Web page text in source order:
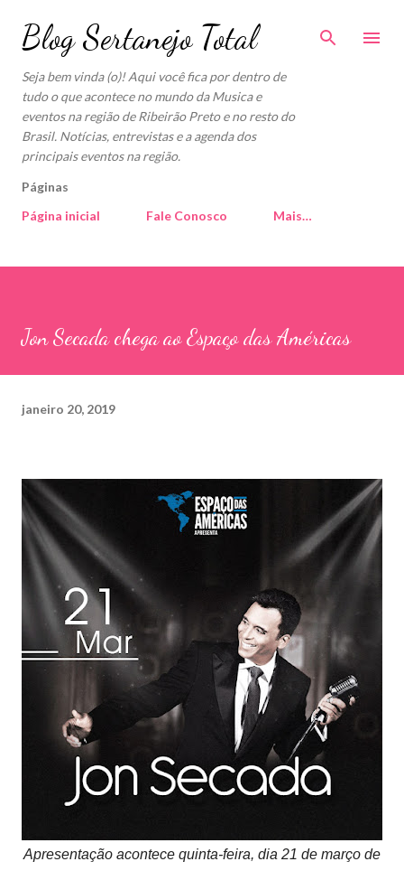
Pular para o conteúdo principal
Blog Sertanejo Total
Seja bem vinda (o)! Aqui você fica por dentro de
tudo o que acontece no mundo da Musica e
eventos na região de Ribeirão Preto e no resto do
Brasil. Notícias, entrevistas e a agenda dos
principais eventos na região.
Páginas
Página inicial
Fale Conosco Mais…
Jon Secada chega ao Espaço das Américas
janeiro 20, 2019
Apresentação acontece quinta-feira, dia 21 de março de